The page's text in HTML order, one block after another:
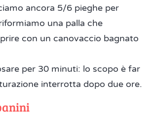
ancora 5/6 pieghe per
una palla che
con un canovaccio bagnato
per 30 minuti: lo scopo è far
interrotta dopo due ore.